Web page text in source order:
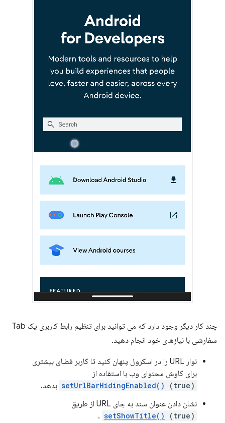
چند کار دیگر وجود دارد که می توانید برای تنظیم رابط کاربری یک Tab
سفارشی با نیازهای خود انجام دهید.
نوار URL را در اسکرول پنهان کنید تا کاربر فضای بیشتری
برای کاوش محتوای وب با استفاده از
setUrlBarHidingEnabled() (true)
بدهد.
نشان دادن عنوان سند به جای URL از طریق
setShowTitle() (true)
.